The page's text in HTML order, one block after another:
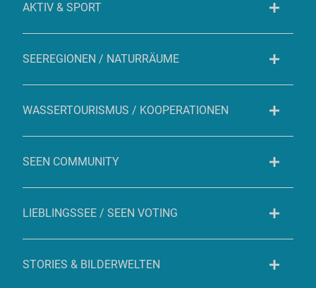
AKTIV & SPORT
SEEREGIONEN / NATURRÄUME
WASSERTOURISMUS / KOOPERATIONEN
SEEN COMMUNITY
LIEBLINGSSEE / SEEN VOTING
STORIES & BILDERWELTEN